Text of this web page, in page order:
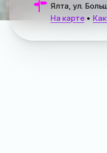
Ялта, ул.
На карте•